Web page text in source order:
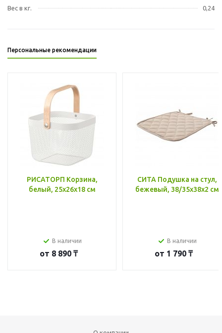
Вес в кг.
0,24
Персональные рекомендации
РИСАТОРП Корзина,
белый, 25x26x18 см
В наличии
от 8 890 ₸
СИТА Подушка на стул,
бежевый, 38/35x38x2 см
В наличии
от 1 790 ₸